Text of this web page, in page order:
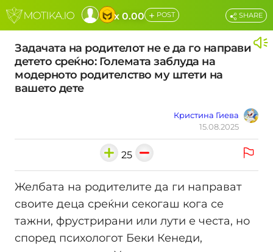
x 0.00 + POST
Задачата на родителот не е да го направи
детето среќно: Големата заблуда на
модерното родителство му штети на
вашето дете
Кристина Гиева
15.08.2025
SHARE
25
Желбата на родителите да ги направат
своите деца среќни секогаш кога се
тажни, фрустрирани или лути е честа, но
според психологот Беки Кенеди,